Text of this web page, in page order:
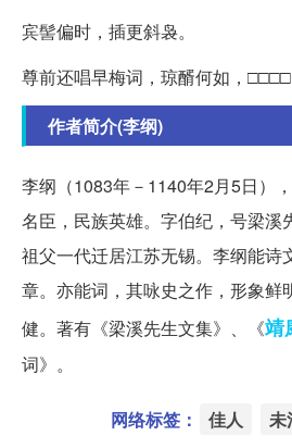
宾髻偏时，插更斜袅。
尊前还唱早梅词，琼醑何如，□□□□
作者简介(李纲)
李纲（1083年－1140年2月5日）
名臣，民族英雄。字伯纪，号梁溪
祖父一代迁居江苏无锡。李纲能诗
章。亦能词，其咏史之作，形象鲜
健。著有《梁溪先生文集》、《靖
词》。
网络标签： 佳人 未